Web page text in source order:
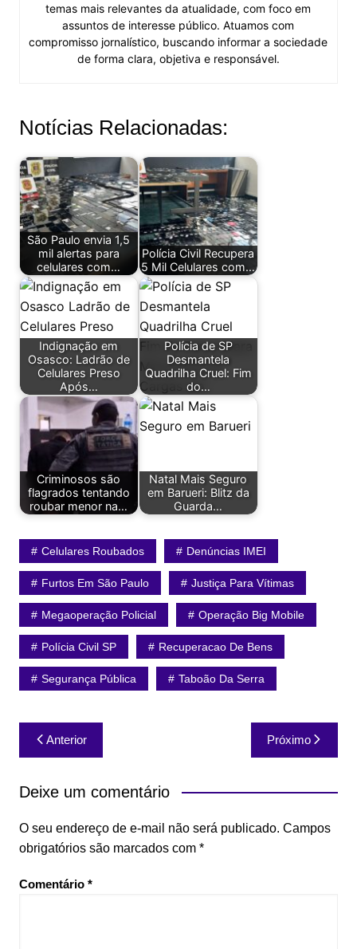
temas mais relevantes da atualidade, com foco em
assuntos de interesse público. Atuamos com
compromisso jornalístico, buscando informar a sociedade
de forma clara, objetiva e responsável.
Notícias Relacionadas:
São Paulo envia 1,5
mil alertas para
celulares com…
Polícia Civil Recupera
5 Mil Celulares com…
Indignação em
Osasco: Ladrão de
Celulares Preso
Após…
Polícia de SP
Desmantela
Quadrilha Cruel: Fim
do…
Criminosos são
flagrados tentando
roubar menor na…
Natal Mais Seguro
em Barueri: Blitz da
Guarda…
Celulares Roubados Denúncias IMEI
Furtos Em São Paulo Justiça Para Vítimas
Megaoperação Policial Operação Big Mobile
Polícia Civil SP Recuperacao De Bens
Segurança Pública Taboão Da Serra
Navegação
de
Post
Anterior Próximo
Deixe um comentário
O seu endereço de e-mail não será publicado. Campos
obrigatórios são marcados com *
Comentário *